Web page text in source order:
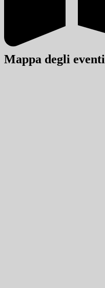
Mappa degli eventi